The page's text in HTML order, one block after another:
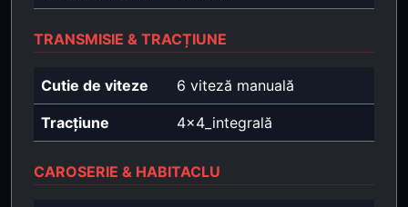
TRANSMISIE & TRACȚIUNE
Cutie de viteze 6 viteză manuală
Tracțiune 4x4_integrală
CAROSERIE & HABITACLU